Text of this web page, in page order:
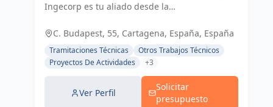
Ingecorp es tu aliado desde la
proyecto. Especializados en licencias,
proyectos ejecutivos, reformas y
energía solar. Expertos compr...
C. Budapest, 55, Cartagena, España, España
Tramitaciones Técnicas
Otros Trabajos Técnicos
Proyectos De Actividades
+3
Ver Perfil
Solicitar
presupuesto